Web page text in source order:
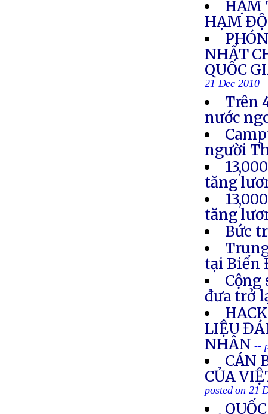
HẠM
HẠM
NHẤT
QUỐC
21 Dec 2010
Trên
nước
người
tăng
tăng
Bức
tại Biển
đưa trở
LIỆU
NHÂN --
CÁN
CỦA
posted on 21